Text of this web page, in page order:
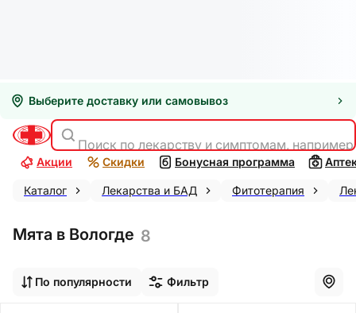
Выберите доставку или самовывоз
Поиск по лекарству и симптомам,
Акции Скидки Бонусная программа
Каталог Лекарства и БАД Фитотерапия
Мята в Вологде 8
По популярности Фильтр